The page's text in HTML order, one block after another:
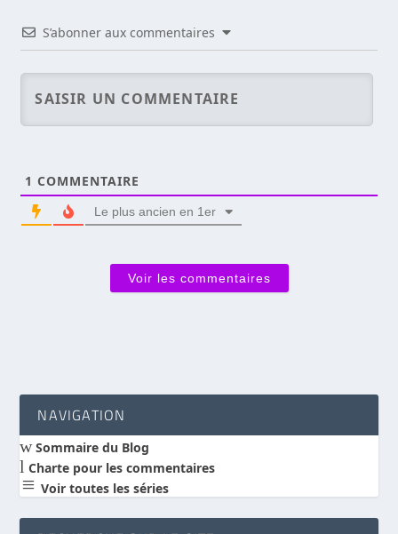
S’abonner aux commentaires
1 COMMENTAIRE
Le plus ancien en 1er
Voir les commentaires
NAVIGATION
wSommaire du Blog
l Charte pour les commentaires
a Voir toutes les séries